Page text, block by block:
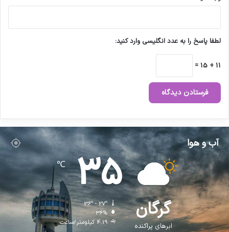
لطفا پاسخ را به عدد انگلیسی وارد کنید:
11 + 15 =
آب و هوا
گرگان
ابرهای پراکنده
35
℃
36º - 27º
36%
4.19 کیلومتر/ساعت